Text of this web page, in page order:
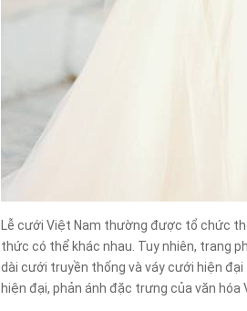
Lễ cưới Việt Nam thường được tổ chức
thức có thể khác nhau. Tuy nhiên, trang
dài cưới truyền thống và váy cưới hiện
hiện đại, phản ánh đặc trưng của văn hóa